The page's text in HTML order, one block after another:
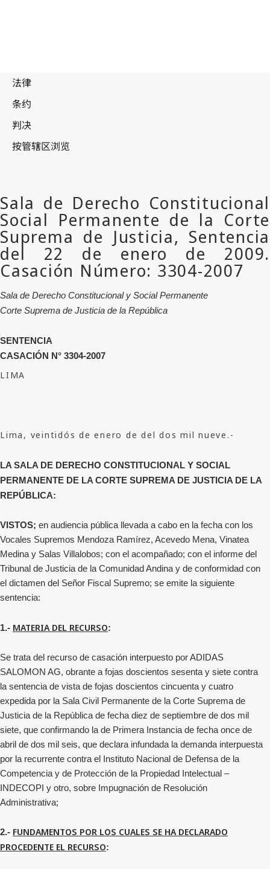
Sala de Derecho Constitucional y Social Permanente
Corte Suprema de Justicia de la República
SENTENCIA
CASACIÓN N° 3304-2007
LIMA
Lima, veintidós de enero de del dos mil nueve.-
LA SALA DE DERECHO CONSTITUCIONAL Y SOCIAL
PERMANENTE DE LA CORTE SUPREMA DE JUSTICIA DE LA
REPÚBLICA:
VISTOS; en audiencia pública llevada a cabo en la fecha con los
Vocales Supremos Mendoza Ramírez, Acevedo Mena, Vinatea
Medina y Salas Villalobos; con el acompañado; con el informe del
Tribunal de Justicia de la Comunidad Andina y de conformidad con
el dictamen del Señor Fiscal Supremo; se emite la siguiente
sentencia:
1.- MATERIA DEL RECURSO:
Se trata del recurso de casación interpuesto por ADIDAS
SALOMON AG, obrante a fojas doscientos sesenta y siete contra
la sentencia de vista de fojas doscientos cincuenta y cuatro
expedida por la Sala Civil Permanente de la Corte Suprema de
Justicia de la República de fecha diez de septiembre de dos mil
siete, que confirmando la de Primera Instancia de fecha once de
abril de dos mil seis, que declara infundada la demanda interpuesta
por la recurrente contra el Instituto Nacional de Defensa de la
Competencia y de Protección de la Propiedad Intelectual –
INDECOPI y otro, sobre Impugnación de Resolución
Administrativa;
2.- FUNDAMENTOS POR LOS CUALES SE HA DECLARADO
PROCEDENTE EL RECURSO: